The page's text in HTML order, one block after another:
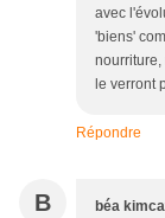
avec
'biens'
nourriture,
le verront
Répondre
B béa